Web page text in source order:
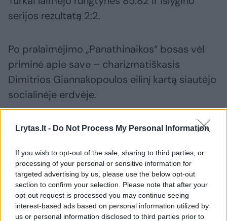
Lrytas.lt - Do Not Process My Personal Information
If you wish to opt-out of the sale, sharing to third parties, or
processing of your personal or sensitive information for
targeted advertising by us, please use the below opt-out
section to confirm your selection. Please note that after your
opt-out request is processed you may continue seeing
interest-based ads based on personal information utilized by
us or personal information disclosed to third parties prior to
serijos rezultatą 2:2.
Po pralaimėjimo „Panathinaikos“ bosas vėl
priminė apie save – charizmatiškasis
Dimitrios Giannakopoulos eilinį kartą siautėjo
socialinėje erdvėje.
„Jūs estate mafija. Jūs esate mafija.
adresavo komandos vadovas.
Susiję straipsniai